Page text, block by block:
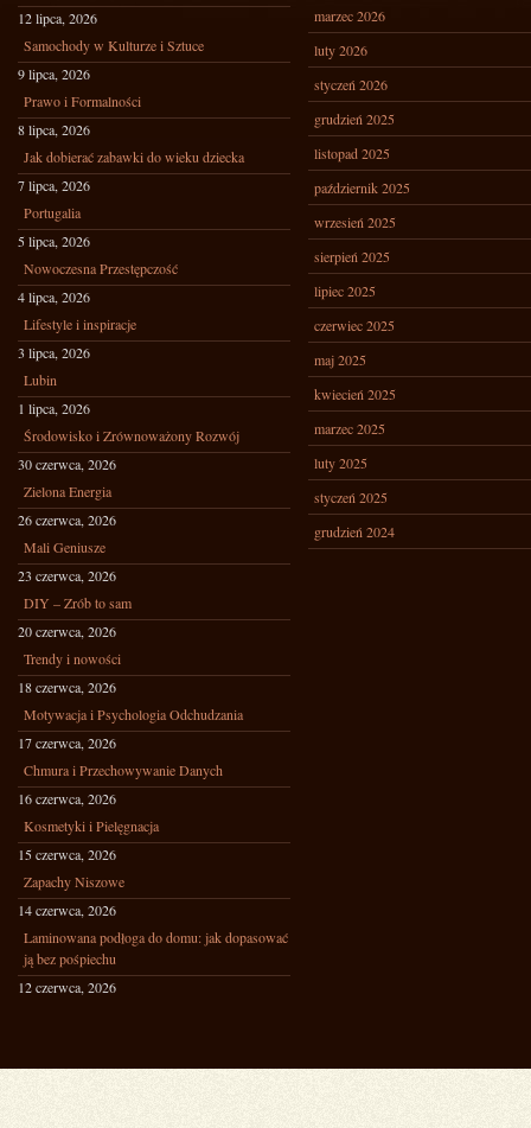
12 lipca, 2026
Samochody w Kulturze i Sztuce
9 lipca, 2026
Prawo i Formalności
8 lipca, 2026
Jak dobierać zabawki do wieku dziecka
7 lipca, 2026
Portugalia
5 lipca, 2026
Nowoczesna Przestępczość
4 lipca, 2026
Lifestyle i inspiracje
3 lipca, 2026
Lubin
1 lipca, 2026
Środowisko i Zrównoważony Rozwój
30 czerwca, 2026
Zielona Energia
26 czerwca, 2026
Mali Geniusze
23 czerwca, 2026
DIY – Zrób to sam
20 czerwca, 2026
Trendy i nowości
18 czerwca, 2026
Motywacja i Psychologia Odchudzania
17 czerwca, 2026
Chmura i Przechowywanie Danych
16 czerwca, 2026
Kosmetyki i Pielęgnacja
15 czerwca, 2026
Zapachy Niszowe
14 czerwca, 2026
Laminowana podłoga do domu: jak dopasować
ją bez pośpiechu
12 czerwca, 2026
marzec 2026
luty 2026
styczeń 2026
grudzień 2025
listopad 2025
październik 2025
wrzesień 2025
sierpień 2025
lipiec 2025
czerwiec 2025
maj 2025
kwiecień 2025
marzec 2025
luty 2025
styczeń 2025
grudzień 2024